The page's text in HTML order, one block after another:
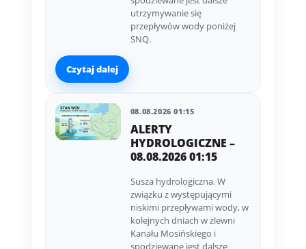
utrzymywanie się
przepływów wody poniżej
SNQ.
Czytaj dalej
08.08.2026 01:15
ALERTY
HYDROLOGICZNE –
08.08.2026 01:15
Susza hydrologiczna. W
związku z występującymi
niskimi przepływami wody, w
kolejnych dniach w zlewni
Kanału Mosińskiego i
spodziewane jest dalsze